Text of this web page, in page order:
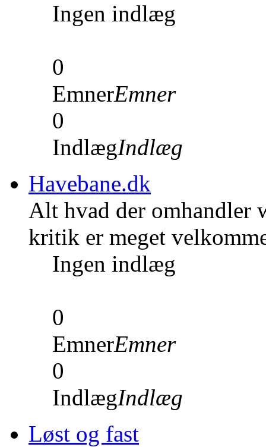
Ingen indlæg
0
EmnerEmner
0
IndlægIndlæg
Havebane.dk
Alt hvad der omhandler
kritik er meget
Ingen indlæg
0
EmnerEmner
0
IndlægIndlæg
Løst og fast